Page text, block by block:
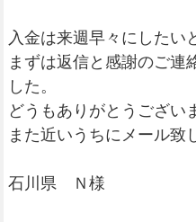
入金は来週早々にしたい
まずは返信と感謝のご連
した。
どうもありがとうござい
また近いうちにメール致
石川県 Ｎ様